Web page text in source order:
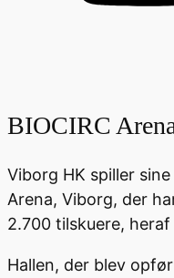
BIOCIRC
Viborg HK spiller
Arena, Viborg, der
2.700 tilskuere,
Hallen, der blev